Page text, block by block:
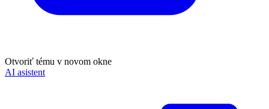
Otvoriť tému v novom okne
AI asistent